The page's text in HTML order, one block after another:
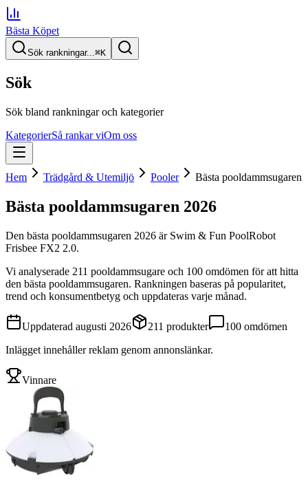
Bästa Köpet
Sök rankningar...⌘K
Sök
Sök bland rankningar och kategorier
KategorierSå rankar viOm oss
Hem Trädgård & Utemiljö Pooler Bästa pooldammsugaren
Bästa pooldammsugaren 2026
Den bästa pooldammsugaren 2026 är Swim & Fun PoolRobot
Frisbee FX2 2.0.
Vi analyserade 211 pooldammsugare och 100 omdömen för att hitta
den bästa pooldammsugaren. Rankningen baseras på popularitet,
trend och konsumentbetyg och uppdateras varje månad.
Uppdaterad augusti 2026 211 produkter 100 omdömen
Inlägget innehåller reklam genom annonslänkar.
Vinnare